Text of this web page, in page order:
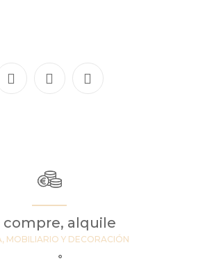
compre, alquile
MOBILIARIO Y DECORACIÓN